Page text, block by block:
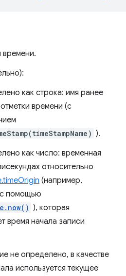
времени.
как строка: имя ранее
времени (с
).
как число: временная
относительно
(например,
помощью
), которая
время начала записи
не определено, в качестве
используется текущее